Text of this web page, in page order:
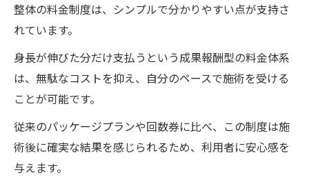
整体の料金制度は、シンプルで分かりやすい点が支持さ
れています。
身長が伸びた分だけ支払うという成果報酬型の料金体系
は、無駄なコストを抑え、自分のペースで施術を受ける
ことが可能です。
従来のパッケージプランや回数券に比べ、この制度は施
術後に確実な結果を感じられるため、利用者に安心感を
与えます。